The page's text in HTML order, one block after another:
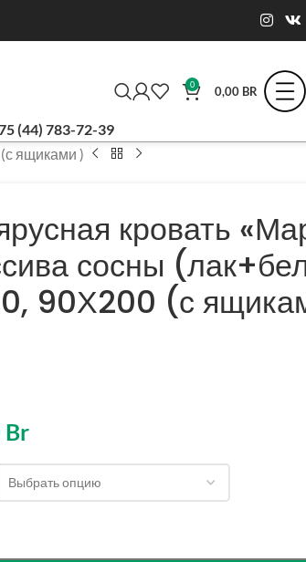
(44) 783-72-39
0 0,00 BR
ящиками )
кровать
сосны
90Х200 (с
Br